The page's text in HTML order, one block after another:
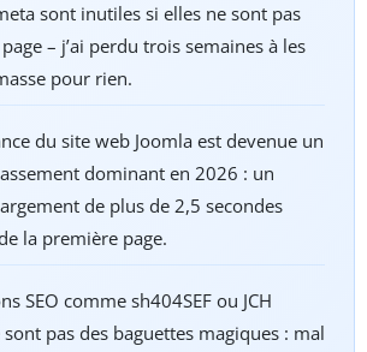
sont inutiles si elles ne sont pas
– j’ai perdu trois semaines à les
pour rien.
du site web Joomla est devenue un
dominant en 2026 : un
de plus de 2,5 secondes
la première page.
SEO comme sh404SEF ou JCH
pas des baguettes magiques : mal